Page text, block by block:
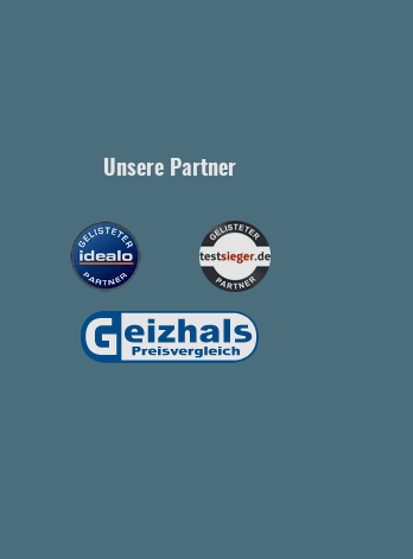
Unsere Partner